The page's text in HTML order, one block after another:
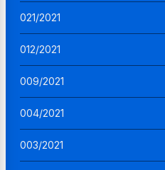
021/2021
012/2021
009/2021
004/2021
003/2021